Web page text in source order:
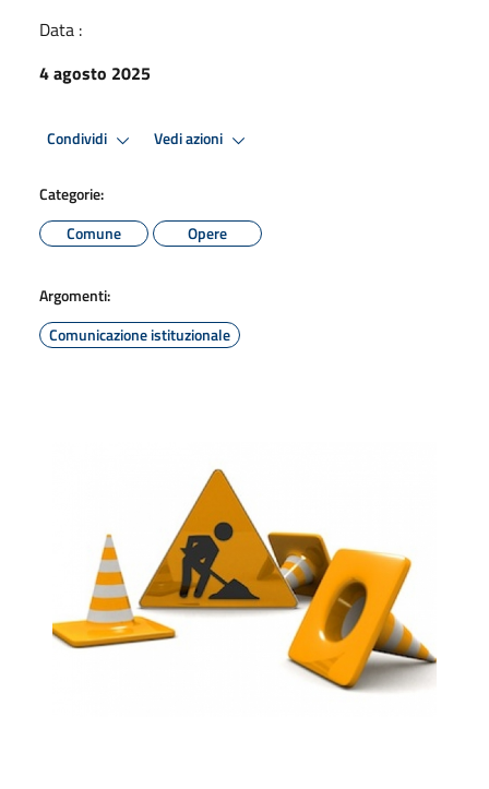
Data :
4 agosto 2025
Condividi Vedi azioni
Categorie:
Comune
Opere
Argomenti:
Comunicazione istituzionale